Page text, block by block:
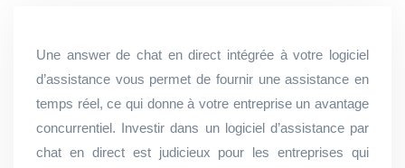
Une answer de chat en direct intégrée à votre logiciel
d’assistance vous permet de fournir une assistance en
temps réel, ce qui donne à votre entreprise un avantage
concurrentiel. Investir dans un logiciel d’assistance par
chat en direct est judicieux pour les entreprises qui